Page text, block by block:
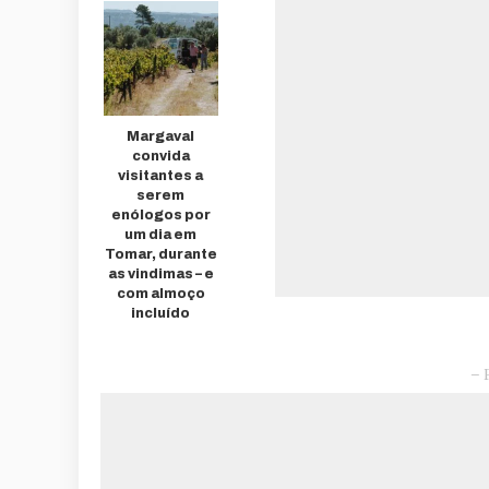
Margaval
convida
visitantes a
serem
enólogos por
um dia em
Tomar, durante
as vindimas – e
com almoço
incluído
–